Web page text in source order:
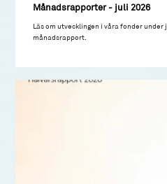
Månadsrapporter - juli 2026
Läs om utvecklingen i våra fonder
månadsrapport.